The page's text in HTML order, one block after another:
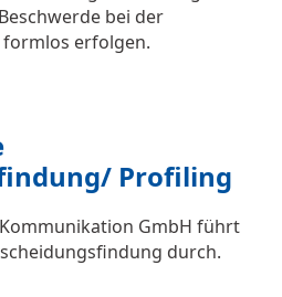
bei der
erfolgen.
Profiling
GmbH führt
durch.